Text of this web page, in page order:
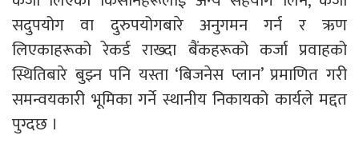
सदुपयोग वा दुरुपयोगबारे अनुगमन गर्न र ऋण
लिएकाहरूको रेकर्ड राख्दा बैंकहरूको कर्जा प्रवाहको
स्थितिबारे बुझ्न पनि यस्ता ‘बिजनेस प्लान’ प्रमाणित गरी
समन्वयकारी भूमिका गर्ने स्थानीय निकायको कार्यले मद्दत
पुग्दछ ।